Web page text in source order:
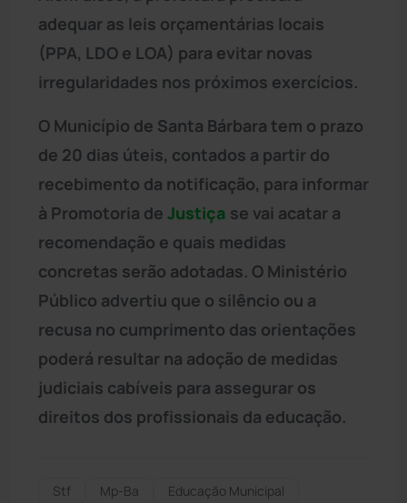
adequar as leis orçamentárias locais
(PPA, LDO e LOA) para evitar novas
irregularidades nos próximos exercícios.
O Município de Santa Bárbara tem o prazo
de 20 dias úteis, contados a partir do
recebimento da notificação, para informar
à Promotoria de Justiça se vai acatar a
recomendação e quais medidas
concretas serão adotadas. O Ministério
Público advertiu que o silêncio ou a
recusa no cumprimento das orientações
poderá resultar na adoção de medidas
judiciais cabíveis para assegurar os
direitos dos profissionais da educação.
Stf Mp-Ba
Educação Municipal